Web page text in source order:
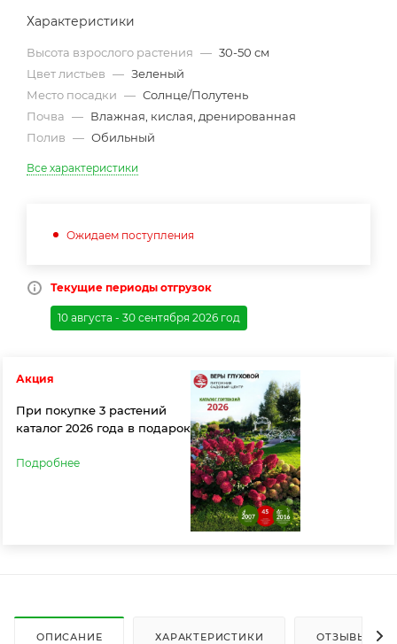
Характеристики
Высота взрослого растения — 30-50 см
Цвет листьев — Зеленый
Место посадки — Солнце/Полутень
Почва — Влажная, кислая, дренированная
Полив — Обильный
Все характеристики
Ожидаем поступления
Текущие периоды отгрузок
10 августа - 30 сентября 2026 год
Акция
При покупке 3 растений
каталог 2026 года в подарок
Подробнее
ОПИСАНИЕ ХАРАКТЕРИСТИКИ ОТЗЫВЫ